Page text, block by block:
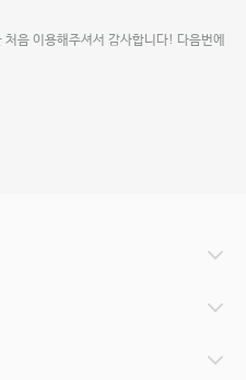
음 이용해주셔서 감사합니다! 다음번에